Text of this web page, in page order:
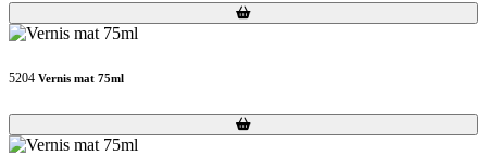
Loading...
Loading...
5204 Vernis mat 75ml
Loading...
Loading...